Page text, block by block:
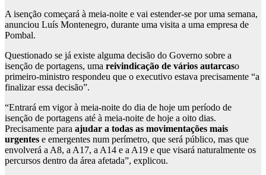
A isenção começará à meia-noite e vai estender-se por uma semana,
anunciou Luís Montenegro, durante uma visita a uma empresa de
Pombal.
Questionado se já existe alguma decisão do Governo sobre a
isenção de portagens, uma reivindicação de vários autarcaso
primeiro-ministro respondeu que o executivo estava precisamente “a
finalizar essa decisão”.
“Entrará em vigor à meia-noite do dia de hoje um período de
isenção de portagens até à meia-noite de hoje a oito dias.
Precisamente para ajudar a todas as movimentações mais
urgentes e emergentes num perímetro, que será público, mas que
envolverá a A8, a A17, a A14 e a A19 e que visará naturalmente os
percursos dentro da área afetada”, explicou.